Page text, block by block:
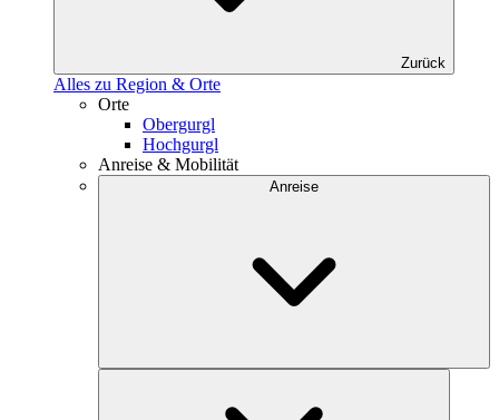
Zurück
Alles zu Region & Orte
Orte
Obergurgl
Hochgurgl
Anreise & Mobilität
Anreise